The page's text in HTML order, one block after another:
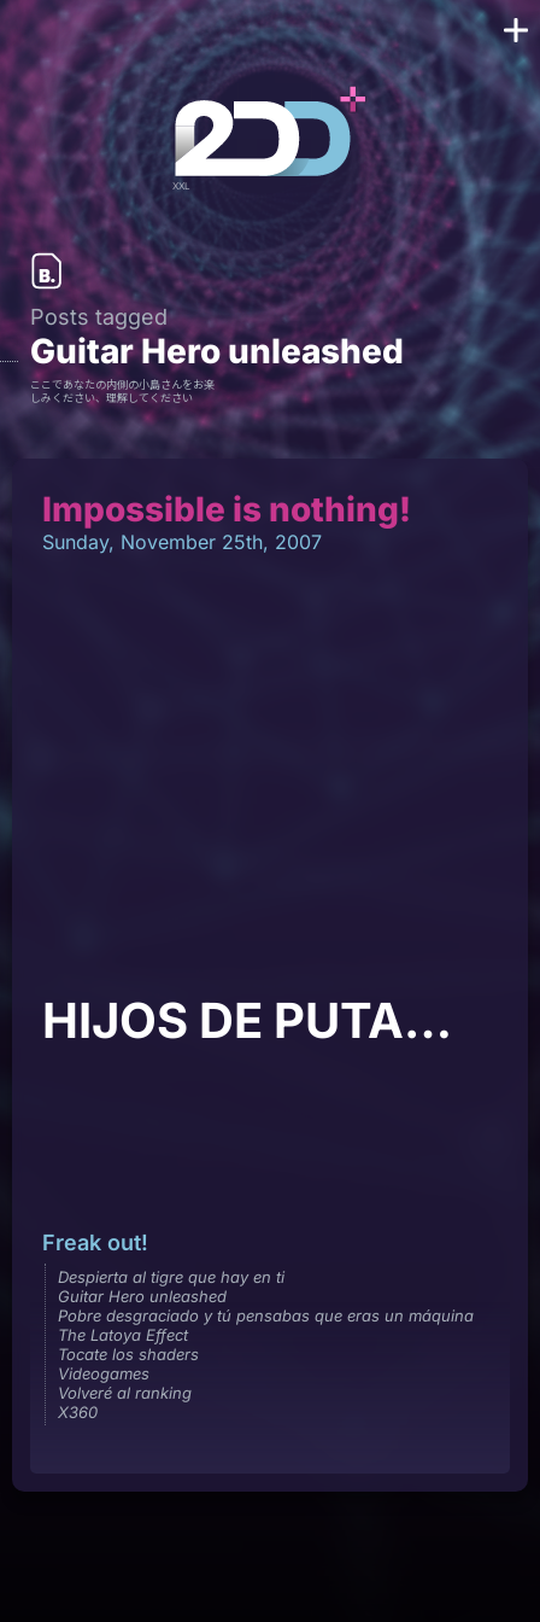
Posts tagged
Guitar Hero unleashed
ここであなたの内側の小島さんをお楽
しみください、理解してください
Impossible is nothing!
Sunday, November 25th, 2007
HIJOS DE PUTA…
Freak out!
Despierta al tigre que hay en ti
Guitar Hero unleashed
Pobre desgraciado y tú pensabas que eras un máquina
The Latoya Effect
Tocate los shaders
Videogames
Volveré al ranking
X360